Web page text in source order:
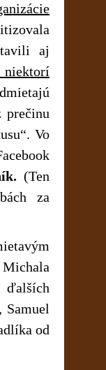
aj
prečinu
Vo
(Ten
za
ďalších
od